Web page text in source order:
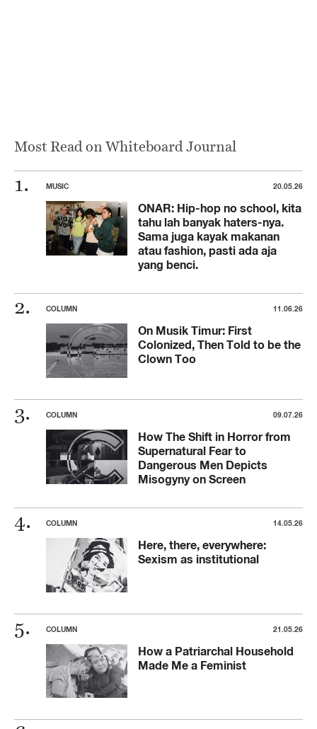
Most Read on Whiteboard Journal
MUSIC 20.05.26
ONAR: Hip-hop no school, kita
tahu lah banyak haters-nya.
Sama juga kayak makanan
atau fashion, pasti ada aja
yang benci.
COLUMN 11.06.26
On Musik Timur: First
Colonized, Then Told to be the
Clown Too
COLUMN 09.07.26
How The Shift in Horror from
Supernatural Fear to
Dangerous Men Depicts
Misogyny on Screen
COLUMN 14.05.26
Here, there, everywhere:
Sexism as institutional
COLUMN 21.05.26
How a Patriarchal Household
Made Me a Feminist